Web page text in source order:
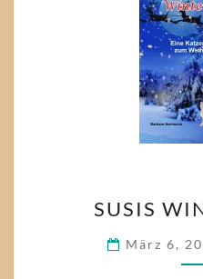
SUSIS
März 6,